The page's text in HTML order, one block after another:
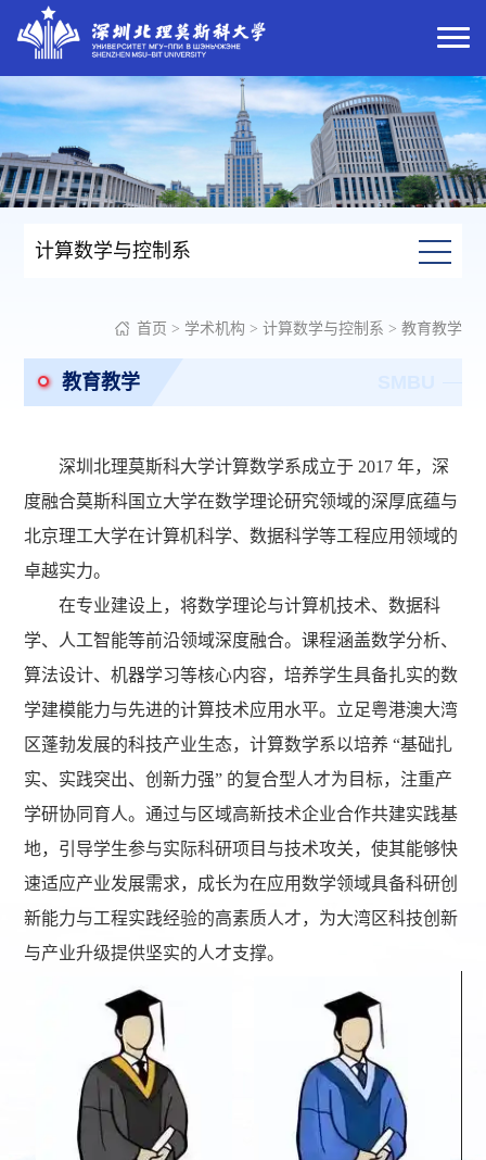
计算数学与控制系
首页 > 学术机构 > 计算数学与控制系 > 教育教学
教育教学
深圳北理莫斯科大学计算数学系成立于 2017 年，深
度融合莫斯科国立大学在数学理论研究领域的深厚底蕴与
北京理工大学在计算机科学、数据科学等工程应用领域的
卓越实力。
在专业建设上，将数学理论与计算机技术、数据科
学、人工智能等前沿领域深度融合。课程涵盖数学分析、
算法设计、机器学习等核心内容，培养学生具备扎实的数
学建模能力与先进的计算技术应用水平。立足粤港澳大湾
区蓬勃发展的科技产业生态，计算数学系以培养 “基础扎
实、实践突出、创新力强” 的复合型人才为目标，注重产
学研协同育人。通过与区域高新技术企业合作共建实践基
地，引导学生参与实际科研项目与技术攻关，使其能够快
速适应产业发展需求，成长为在应用数学领域具备科研创
新能力与工程实践经验的高素质人才，为大湾区科技创新
与产业升级提供坚实的人才支撑。